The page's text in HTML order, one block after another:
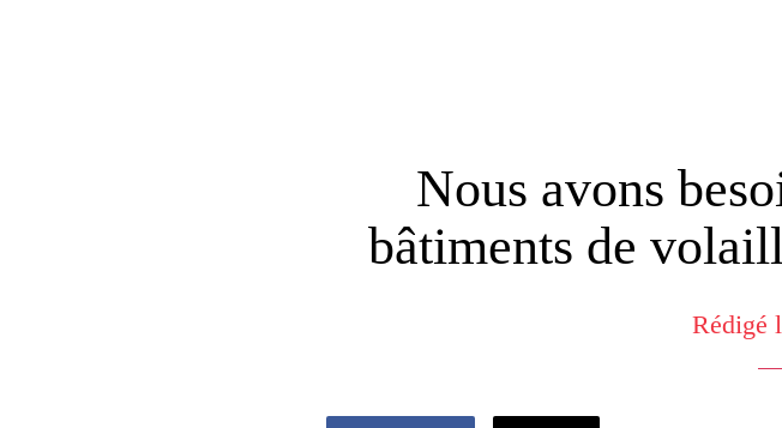
Nous avons
bâtiments de
Rédigé